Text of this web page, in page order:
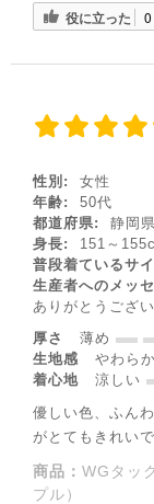
役に立った 0
性別:
女性
年齢:
50代
都道府県:
静岡県
身長:
151～
普段着ているサ
生産者へのメッ
ありがとうござ
厚さ
薄め
生地感
やわらか
着心地
涼しい
優しい色、ふん
がとてもきれい
商品： WGタッ
プル）